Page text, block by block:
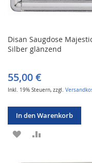
Disan Saugdose
Silber glänzend
55,00 €
Inkl. 19% Steuern, zzgl.
In den Warenkorb
ZUR